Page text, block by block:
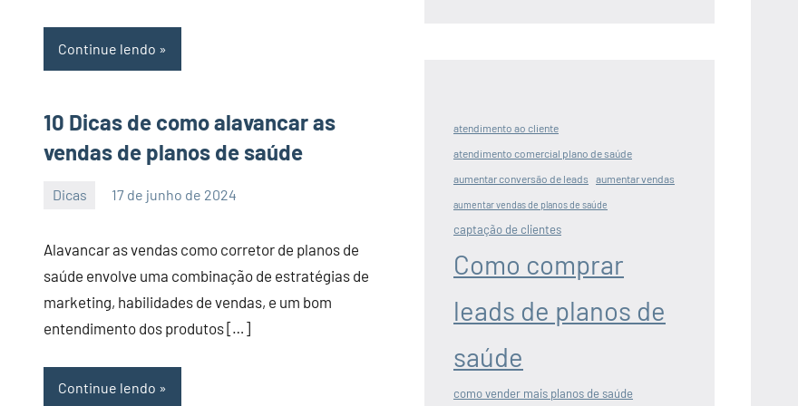
Continue lendo
10 Dicas de como alavancar as
vendas de planos de saúde
Dicas 17 de junho de 2024
Alavancar as vendas como corretor de planos de
saúde envolve uma combinação de estratégias de
marketing, habilidades de vendas, e um bom
entendimento dos produtos […]
Continue lendo
atendimento ao cliente
atendimento comercial plano de saúde
aumentar conversão de leads
aumentar vendas
aumentar vendas de planos de saúde
captação de clientes
Como comprar
leads de planos de
saúde
como vender mais planos de saúde